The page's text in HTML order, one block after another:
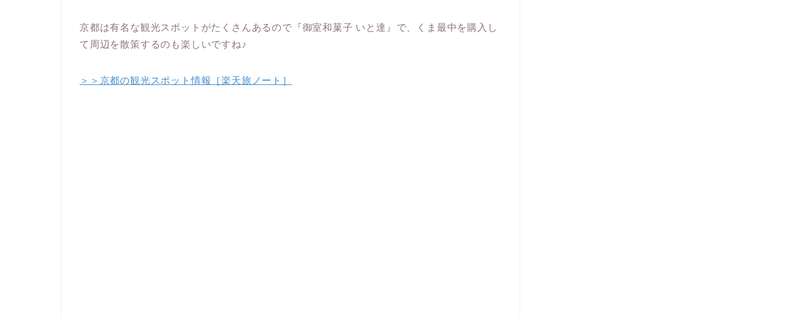
京都は有名な観光スポットがたくさんあるので『御室和菓子 いと達』で、くま最中を購入し
て周辺を散策するのも楽しいですね♪
＞＞京都の観光スポット情報［楽天旅ノート］